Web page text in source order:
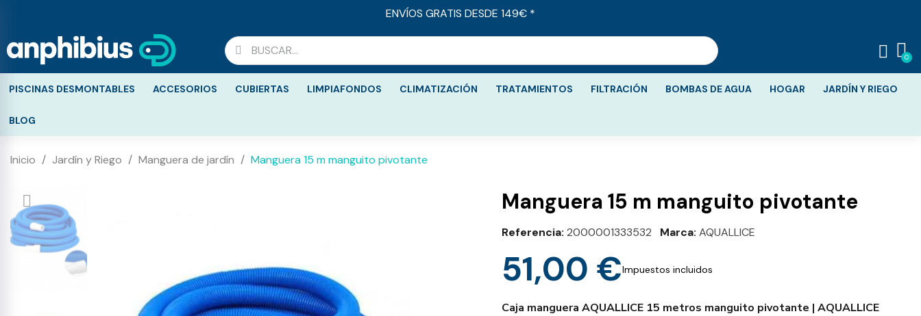
ENVÍOS GRATIS DESDE 149€ *
PISCINAS DESMONTABLES ACCESORIOS CUBIERTAS LIMPIAFONDOS CLIMATIZACIÓN TRATAMIENTOS FILTRACIÓN BOMBAS DE AGUA HOGAR JARDÍN Y RIEGO
BLOG
Inicio Jardín y Riego Manguera de jardín Manguera 15 m manguito pivotante
Manguera 15 m manguito pivotante
Referencia 2000001333532 Marca AQUALLICE
51,00 €Impuestos incluidos
Caja manguera AQUALLICE 15 metros manguito pivotante | AQUALLICE